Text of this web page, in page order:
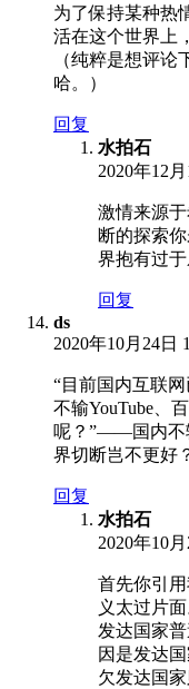
为了保持某种热
活在这个世界上
（纯粹是想评
哈。）
回复
水拍石
2020年12
激情来源
断的探索
界抱有过于
回复
ds
2020年10月24日
“目前国内互联
不输YouTube、
呢？”——国内不
界切断岂不更好
回复
水拍石
2020年10
首先你引
义太过片
发达国家
因是发达
欠发达国